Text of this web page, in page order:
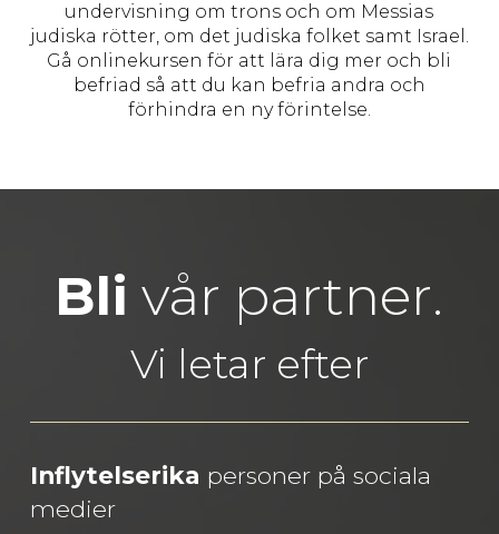
undervisning om trons och om Messias
judiska rötter, om det judiska folket samt Israel.
Gå onlinekursen för att lära dig mer och bli
befriad så att du kan befria andra och
förhindra en ny förintelse.
Bli vår partner.
Vi letar efter
Inflytelserika personer på sociala
medier